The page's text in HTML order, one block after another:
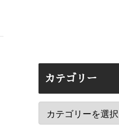
カテゴリー